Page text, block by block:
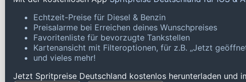
Echtzeit-Preise für Diesel & Benzin
Preisalarme bei Erreichen deines Wunschpreises
Favoritenliste für bevorzugte Tankstellen
Kartenansicht mit Filteroptionen, für z.B. „Jetzt
und vieles mehr!
Jetzt Spritpreise Deutschland kostenlos herunterladen und